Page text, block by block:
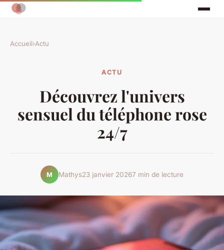
Accueil›Actu
ACTU
Découvrez l'univers
sensuel du téléphone rose
24/7
M Mathys23 janvier 20267 min de lecture